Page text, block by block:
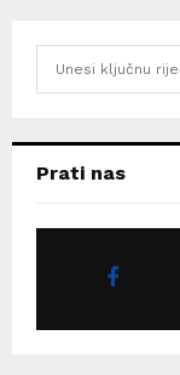
hPrati nas